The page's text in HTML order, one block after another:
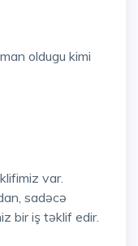
oldugu kimi
var.
sadəcə
bir iş təklif edir.